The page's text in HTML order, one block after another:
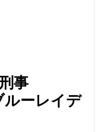
事
ーレイデ